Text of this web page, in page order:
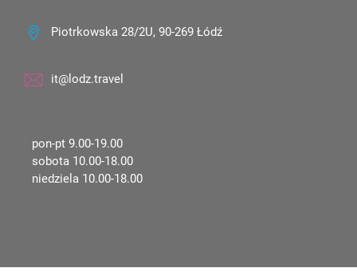
Piotrkowska 28/2U, 90-269 Łódź
it@lodz.travel
pon-pt 9.00-19.00
sobota 10.00-18.00
niedziela 10.00-18.00